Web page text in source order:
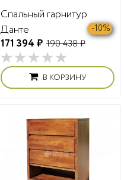
Спальный гарнитур
Данте
171 394 ₽ 190 438 ₽
-10%
В КОРЗИНУ